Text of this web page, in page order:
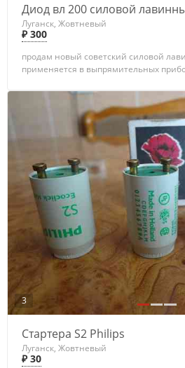
Диод вл 200 силовой
Луганск, Жовтневый
₽ 300
продам новый советский силовой
применяется в выпрямительных
3
Стартера S2 Philips
Луганск, Жовтневый
₽ 30